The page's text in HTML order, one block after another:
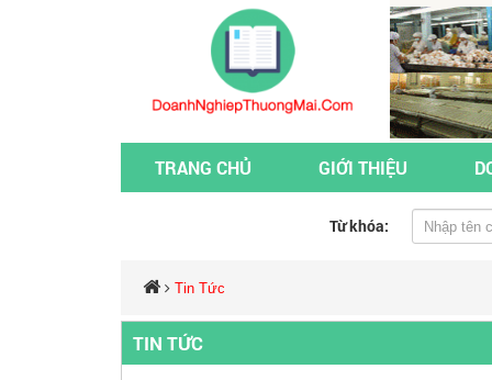
TRANG CHỦ GIỚI THIỆU
Từ khóa:
Tin Tức
TIN TỨC